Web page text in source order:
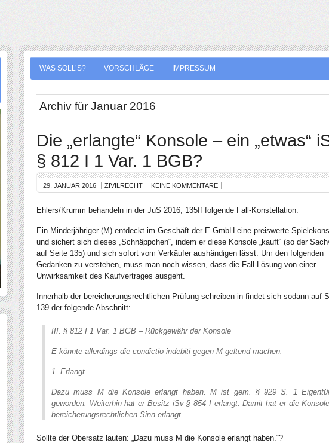
WAS SOLL’S? VORSCHLÄGE IMPRESSUM
Archiv für Januar 2016
Die „erlangte“ Konsole – ein „etwas“
§ 812 I 1 Var. 1 BGB?
29. JANUAR 2016 ZIVILRECHT KEINE KOMMENTARE
Ehlers/Krumm behandeln in der JuS 2016, 135ff folgende Fall-Konstellation:
Ein Minderjähriger (M) entdeckt im Geschäft der E-GmbH eine preiswerte
und sichert sich dieses „Schnäppchen“, indem er diese Konsole „kauft“ (so der
auf Seite 135) und sich sofort vom Verkäufer aushändigen lässt. Um den folgenden
Gedanken zu verstehen, muss man noch wissen, dass die Fall-Lösung von einer
Unwirksamkeit des Kaufvertrages ausgeht.
Innerhalb der bereicherungsrechtlichen Prüfung schreiben in findet sich sodann auf
139 der folgende Abschnitt:
III. § 812 I 1 Var. 1 BGB – Rückgewähr der Konsole
E könnte allerdings die condictio indebiti gegen M geltend machen.
1. Erlangt
Dazu muss M die Konsole erlangt haben. M ist gem. § 929 S. 1
geworden. Weiterhin hat er Besitz iSv § 854 I erlangt. Damit hat er die
bereicherungsrechtlichen Sinn erlangt.
Sollte der Obersatz lauten: „Dazu muss M die Konsole erlangt haben.“?